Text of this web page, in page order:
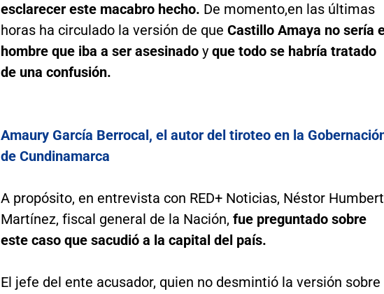
esclarecer este macabro hecho. De momento,en las últimas
horas ha circulado la versión de que Castillo Amaya no sería
hombre que iba a ser asesinadoy que todo se habría tratado
de una confusión.
Amaury García Berrocal, el autor del tiroteo en la
de Cundinamarca
A propósito, en entrevista con RED+ Noticias, Néstor
Martínez, fiscal general de la Nación, fue preguntado sobre
este caso que sacudió a la capital del país.
El jefe del ente acusador, quien no desmintió la versión sobre